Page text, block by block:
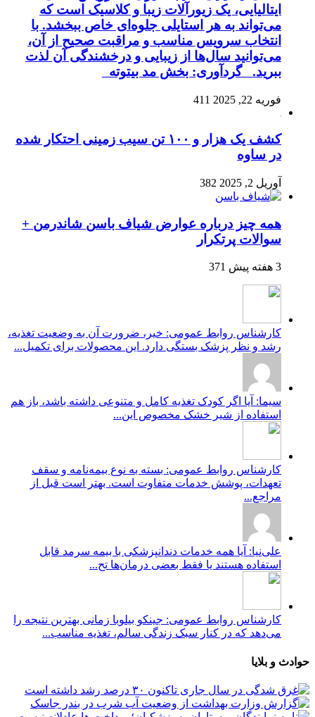
ایتالیایی، یک زیورآلات زیبا و کلاسیک است که
می‌تواند به هر استایلی جلوه‌ای خاص ببخشد. با
انتخاب سرویس مناسب و مراقبت صحیح از آن،
می‌توانید سال‌ها از زیبایی و درخشندگی آن لذت
ببرید. گردآوری: بخش مد بیتوته
فوریه 22, 2025 411
کشف یک هزار و ۱۰۰ تن سیب زمینی احتکار شده
در ساوه
آوریل 2, 2025 382
همه چیز درباره عوارض شیاف باسن شاندرمن +
سوالات پرتکرار
3 هفته پیش 371
کارشناس روابط عمومی: خیر، ضرورت آن به وضعیت تغذیه،
رشد و نظر پزشک بستگی دارد. این محصولات برای تکمیل...
سیما: آیا اگر کودک تغذیه کامل و متنوعی داشته باشد، باز هم
استفاده از شیر خشک مخصوص این...
کارشناس روابط عمومی: بسته به نوع بیمه‌نامه و سقف
تعهدات، پوشش خدمات متفاوت است. بهتر است قبل از
مراجع...
علی‌نیا: آیا همه خدمات دندانپزشکی با بیمه سرمد قابل
استفاده هستند یا فقط بعضی درمان‌ها تح...
کارشناس روابط عمومی: جینکو بیلوبا زمانی بهترین نتیجه را
می‌دهد که در کنار سبک زندگی سالم، تغذیه مناسب...
حوادث و بلایا